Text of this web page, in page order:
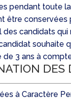
pendant toute
être conservées
des candidats
souhaite
de 3 ans à
DES
à Caractère